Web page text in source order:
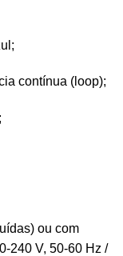
contínua (loop);
ou com
240 V, 50-60 Hz /